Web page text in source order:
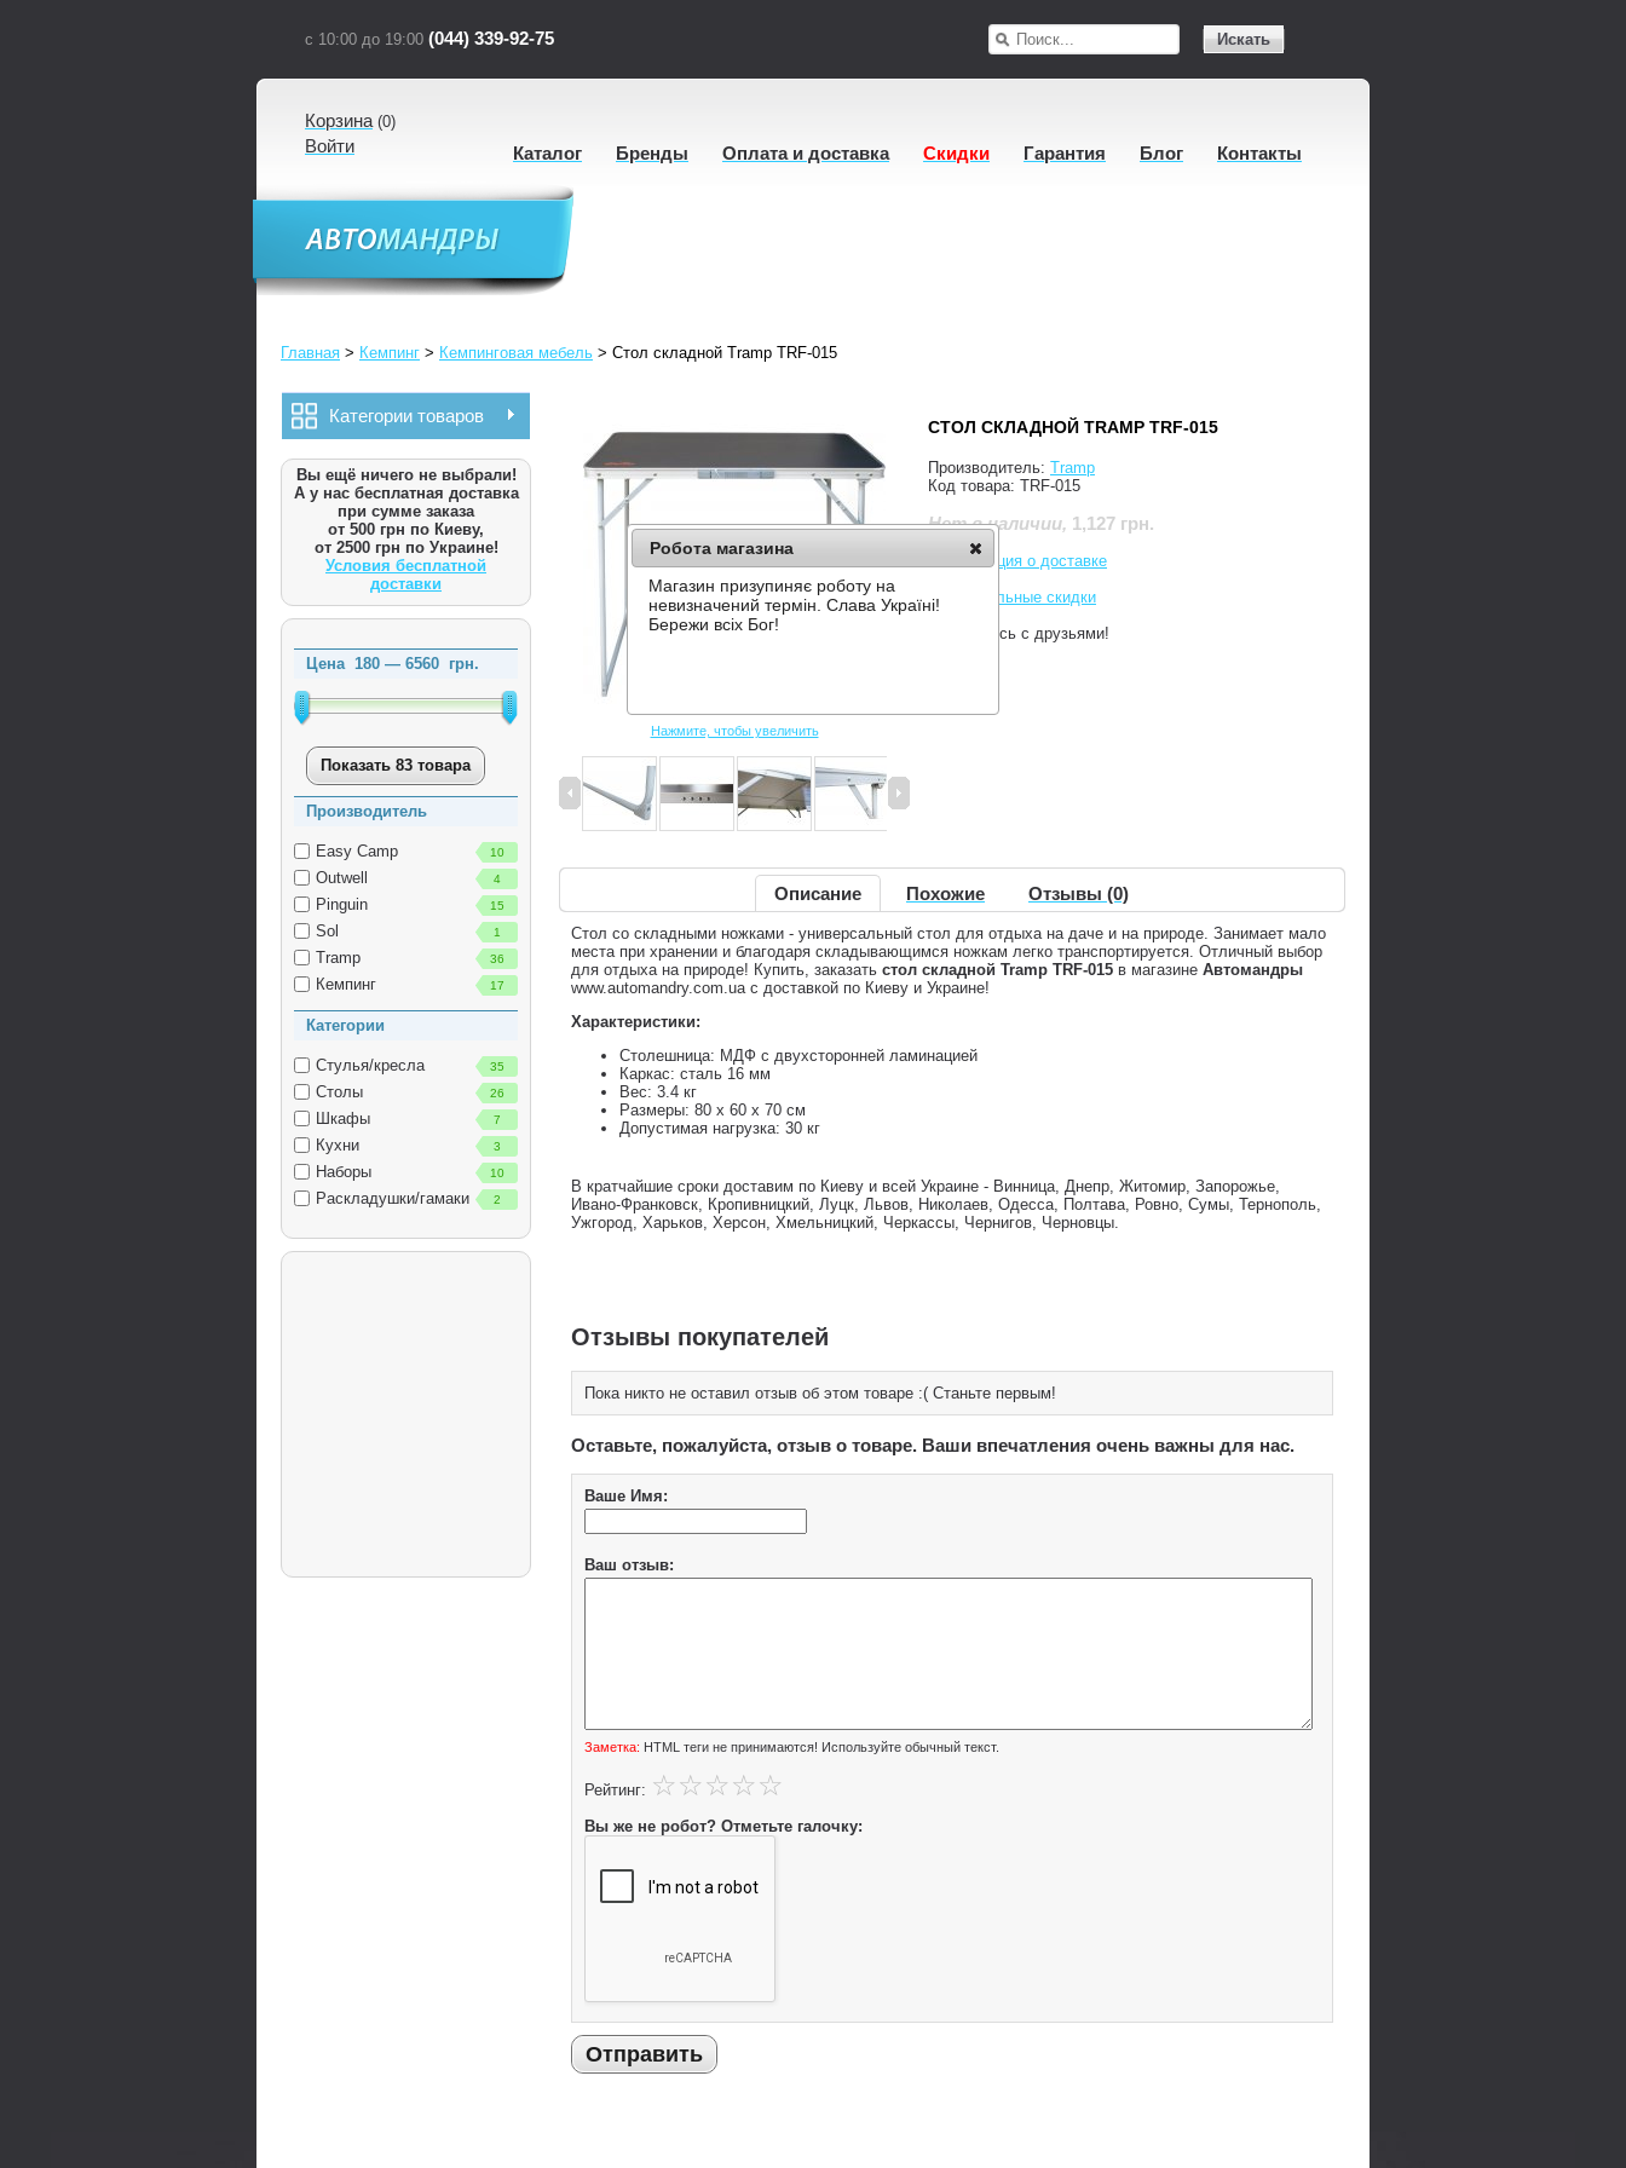
с 10:00 до 19:00 (044) 339-92-75 Искать
Корзина(0)
Войти Каталог Бренды Оплата и доставка Скидки Гарантия Блог Контакты
Главная > Кемпинг > Кемпинговая мебель > Стол складной Tramp TRF-015
Категории товаров
Вы ещё ничего не выбрали!
А у нас бесплатная доставка
при сумме заказа
от 500 грн по Киеву,
от 2500 грн по Украине!
Условия бесплатной
доставки
Цена 180 — 6560 грн.
Показать 83 товара
Производитель
Easy Camp 10
Outwell 4
Pinguin 15
Sol 1
Tramp 36
Кемпинг 17
Категории
Стулья/кресла 35
Столы 26
Шкафы 7
Кухни 3
Наборы 10
Раскладушки/гамаки 2
Нажмите, чтобы увеличить
СТОЛ СКЛАДНОЙ TRAMP TRF-015
Производитель: Tramp
Код товара: TRF-015
Нет в наличии, 1,127 грн.
Информация о доставке
Накопительные скидки
Поделитесь с друзьями!
Описание Похожие Отзывы (0)
Стол со складными ножками - универсальный стол для отдыха на даче и на природе. Занимает мало
места при хранении и благодаря складывающимся ножкам легко транспортируется. Отличный выбор
для отдыха на природе! Купить, заказать стол складной Tramp TRF-015 в магазине Автомандры
www.automandry.com.ua с доставкой по Киеву и Украине!
Характеристики:
Столешница: МДФ c двухсторонней ламинацией
Каркас: сталь 16 мм
Вес: 3.4 кг
Размеры: 80 х 60 х 70 см
Допустимая нагрузка: 30 кг
В кратчайшие сроки доставим по Киеву и всей Украине - Винница, Днепр, Житомир, Запорожье,
Ивано-Франковск, Кропивницкий, Луцк, Львов, Николаев, Одесса, Полтава, Ровно, Сумы, Тернополь,
Ужгород, Харьков, Херсон, Хмельницкий, Черкассы, Чернигов, Черновцы.
Отзывы покупателей
Пока никто не оставил отзыв об этом товаре :( Станьте первым!
Оставьте, пожалуйста, отзыв о товаре. Ваши впечатления очень важны для нас.
Ваше Имя:
Ваш отзыв:
Заметка: HTML теги не принимаются! Используйте обычный текст.
Рейтинг:
Вы же не робот? Отметьте галочку:
Отправить
Робота магазина
Магазин призупиняє роботу на
невизначений термін. Слава Україні!
Бережи всіх Бог!